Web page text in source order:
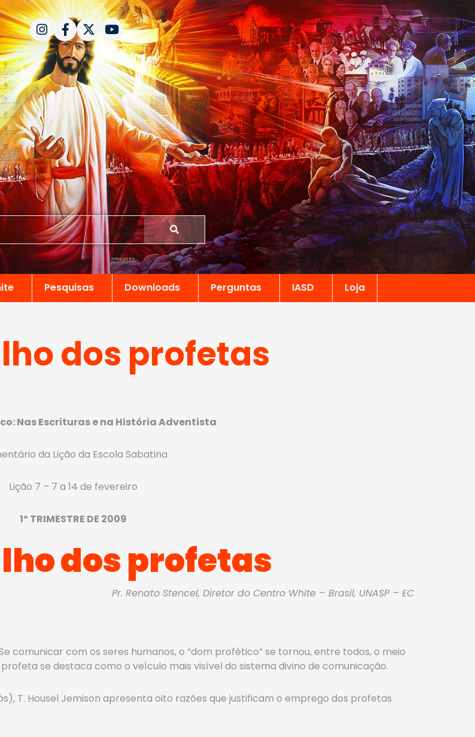
Pesquisas Downloads Perguntas IASD Loja
dos profetas
Nas Escrituras e na História Adventista
da Lição da Escola Sabatina
Lição 7 – 7 a 14 de fevereiro
1º TRIMESTRE DE 2009
dos profetas
Pr. Renato Stencel, Diretor do Centro White – Brasil, UNASP – EC
comunicar com os seres humanos, o “dom profético” se tornou, entre todos, o meio
se destaca como o veículo mais visível do sistema divino de comunicação.
T. Housel Jemison apresenta oito razões que justificam o emprego dos profetas